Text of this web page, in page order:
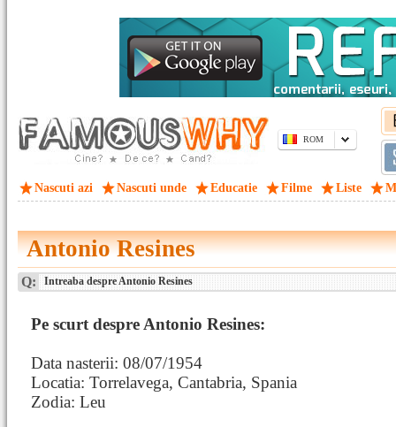
ROM
Nascuti azi Nascuti unde Educatie Filme Liste
Antonio Resines
Q: Intreaba despre Antonio Resines
Pe scurt despre Antonio Resines:
Data nasterii: 08/07/1954
Locatia: Torrelavega, Cantabria, Spania
Zodia: Leu